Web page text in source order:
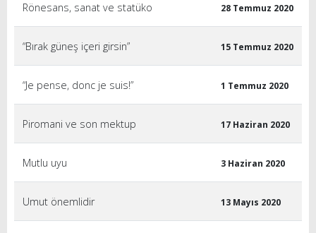
Rönesans, sanat ve statüko 28 Temmuz 2020
“Bırak güneş içeri girsin” 15 Temmuz 2020
“Je pense, donc je suis!” 1 Temmuz 2020
Piromani ve son mektup 17 Haziran 2020
Mutlu uyu 3 Haziran 2020
Umut önemlidir 13 Mayıs 2020